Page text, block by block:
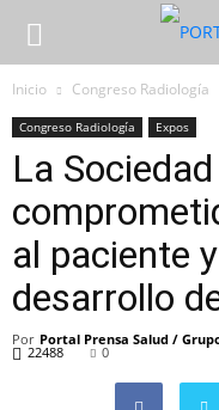
Inicio Congreso Radiología
Congreso Radiología Expos
La
al paciente
desarrollo
Por Portal Prensa Salud /
22488 0